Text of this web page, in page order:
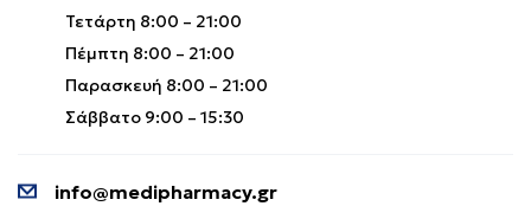
Τετάρτη 8:00 – 21:00
Πέμπτη 8:00 – 21:00
Παρασκευή 8:00 – 21:00
Σάββατο 9:00 – 15:30
info@medipharmacy.gr